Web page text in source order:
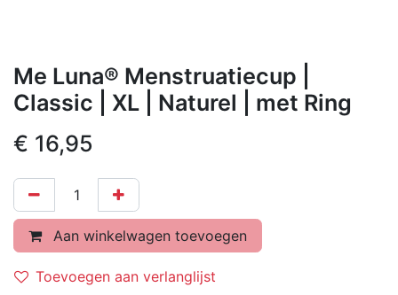
Me Luna® Menstruatiecup |
Classic | XL | Naturel | met Ring
€ 16,95
Aan winkelwagen toevoegen
Toevoegen aan verlanglijst